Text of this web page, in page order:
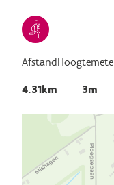
Afstand
4.31km 3m